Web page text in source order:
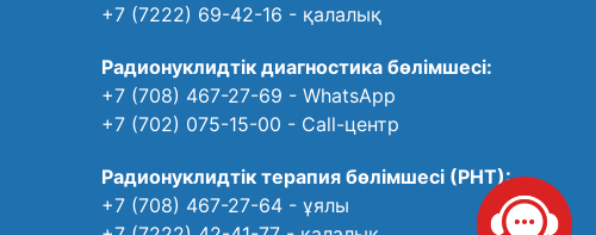
+7 (7222) 69-42-16 - қалалық
Радионуклидтік диагностика бөлімшесі:
+7 (708) 467-27-69 - WhatsApp
+7 (702) 075-15-00 - Call-центр
Радионуклидтік терапия бөлімшесі (РНТ):
+7 (708) 467-27-64 - ұялы